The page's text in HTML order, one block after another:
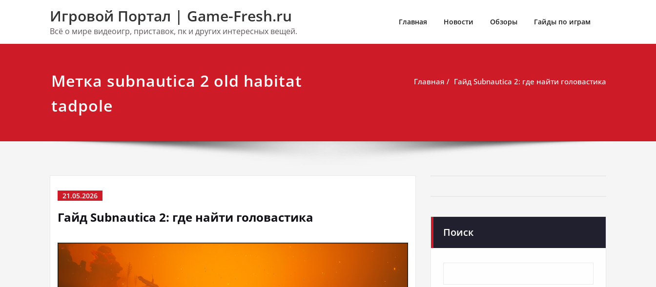
Игровой Портал | Game-Fresh.ru
Всё о мире видеоигр, приставок, пк и других интересных вещей.
Главная Новости Обзоры Гайды по играм
Метка subnautica 2 old habitat
tadpole
Главная Гайд Subnautica 2: где найти головастика
21.05.2026
Гайд Subnautica 2: где найти головастика
Поиск